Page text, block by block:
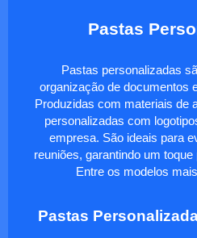
Pastas
Pastas personalizadas
organização de documentos
Produzidas com materiais de
personalizadas com
empresa. São ideais para
reuniões, garantindo um
Entre os modelos
Pastas